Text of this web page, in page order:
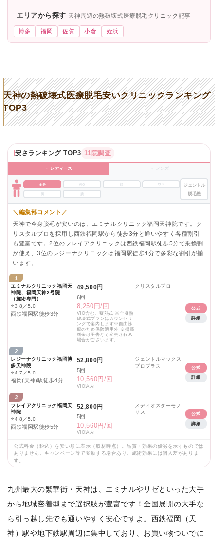
エリアから探す 天神周辺の熱破壊式医療脱毛クリニック記事
博多 福岡 佐賀 小倉 姪浜
天神の熱破壊式医療脱毛安いクリニックランキング
TOP3
安さランキング TOP3 11院調査
♀ レディース ♂ メンズ
全身 VIO ワキ
脚
ジェントル
脱毛機
＼編集部コメント／
天神で全身脱毛が安いのは、エミナルクリニック福岡天神院です。ク
リスタルプロを採用し西鉄福岡駅から徒歩3分と通いやすく各種割引
も豊富です。2位のフレイアクリニックは西鉄福岡駅徒歩5分で乗換割
が使え、3位のレジーナクリニックは福岡駅徒歩4分で多彩な割引が揃
います。
1
エミナルクリニック福岡天
神院、福岡天神2号院
（施術専門）
⭐3.8／5.0
西鉄福岡駅徒歩3分
49,500円
6回
8,250円/回
VIO含む、蓄熱式 ※全身熱
破壊式プランはカウンセリ
ングで案内します※自由診
療のため保険適用外 ※掲載
料金は予告なく変更される
場合がございます。
クリスタルプロ
公式
詳細
2
レジーナクリニック福岡博
多天神院
⭐4.7／5.0
福岡(天神)駅徒歩4分
52,800円
5回
10,560円/回
VIO込み
ジェントルマックス
プロプラス
公式
詳細
3
フレイアクリニック福岡天
神院
⭐4.8／5.0
西鉄福岡駅徒歩5分
52,800円
5回
10,560円/回
VIO込み
メディオスターモノ
リス
公式
詳細
公式料金（税込）を安い順に表示（取材時点）。品質・効果の優劣を示すものでは
ありません。キャンペーン等で変動する場合あり。施術効果には個人差がありま
す。
九州最大の繁華街・天神は、エミナルやリゼといった大手
から地域密着型まで選択肢が豊富です！全国展開の大手な
ら引っ越し先でも通いやすく安心ですよ。西鉄福岡（天
神）駅や地下鉄駅周辺に集中しており、お買い物ついでに